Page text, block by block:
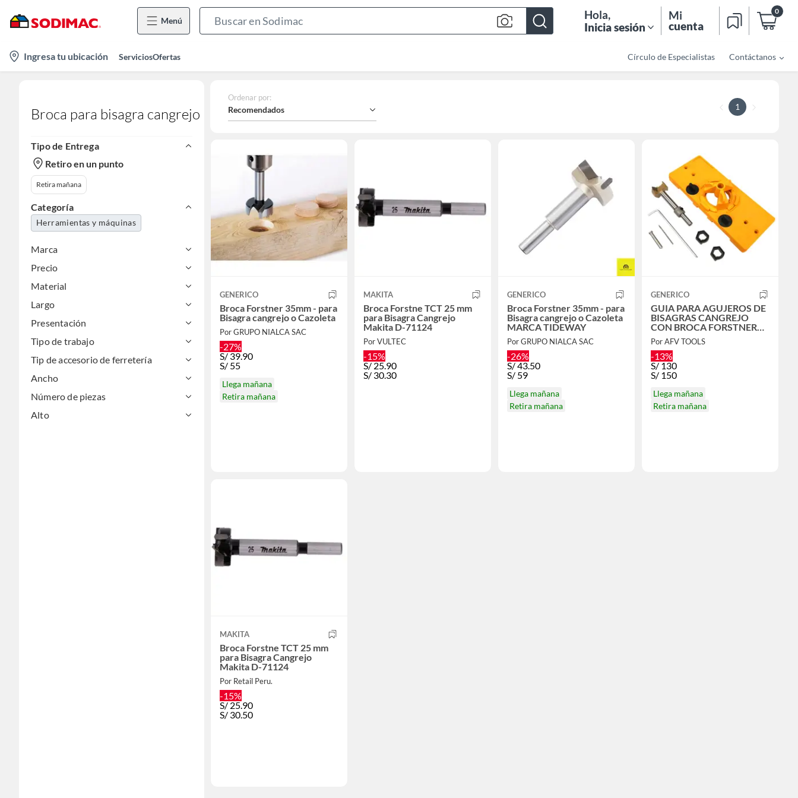
Menú
Bar
Hola,
Inicia sesión
Mi
cuenta
0
location-
icon
Ingresa tu ubicación ServiciosOfertas Círculo de Especialistas Contáctanos
Broca para bisagra cangrejo
Tipo de Entrega
Retiro en un punto
Retira mañana
Categoría
Herramientas y máquinas
Marca
Precio
Material
Largo
Presentación
Tipo de trabajo
Tip de accesorio de ferretería
Ancho
Número de piezas
Alto
Ordenar por:
Recomendados 1
GENERICO
Broca Forstner 35mm - para
Bisagra cangrejo o Cazoleta
Por GRUPO NIALCA SAC
-27%
S/39.90
S/ 55
Llega mañana
Retira mañana
MAKITA
Broca Forstne TCT 25 mm
para Bisagra Cangrejo
Makita D-71124
Por VULTEC
-15%
S/25.90
S/ 30.30
GENERICO
Broca Forstner 35mm - para
Bisagra cangrejo o Cazoleta
MARCA TIDEWAY
Por GRUPO NIALCA SAC
-26%
S/43.50
S/ 59
Llega mañana
Retira mañana
GENERICO
GUIA PARA AGUJEROS DE
BISAGRAS CANGREJO
CON BROCA FORSTNER
DE 35MM
Por AFV TOOLS
-13%
S/130
S/ 150
Llega mañana
Retira mañana
MAKITA
Broca Forstne TCT 25 mm
para Bisagra Cangrejo
Makita D-71124
Por Retail Peru.
-15%
S/25.90
S/ 30.50